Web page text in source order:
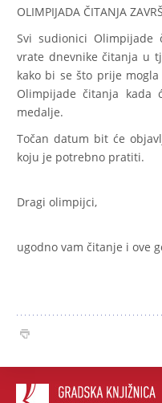
OLIMPIJADA ČITANJA
Svi sudionici
vrate dnevnike čitanja u
kako bi se što prije
Olimpijade čitanja
medalje.
Točan datum bit će
koju je potrebno pratiti.
Dragi olimpijci,
ugodno vam čitanje i